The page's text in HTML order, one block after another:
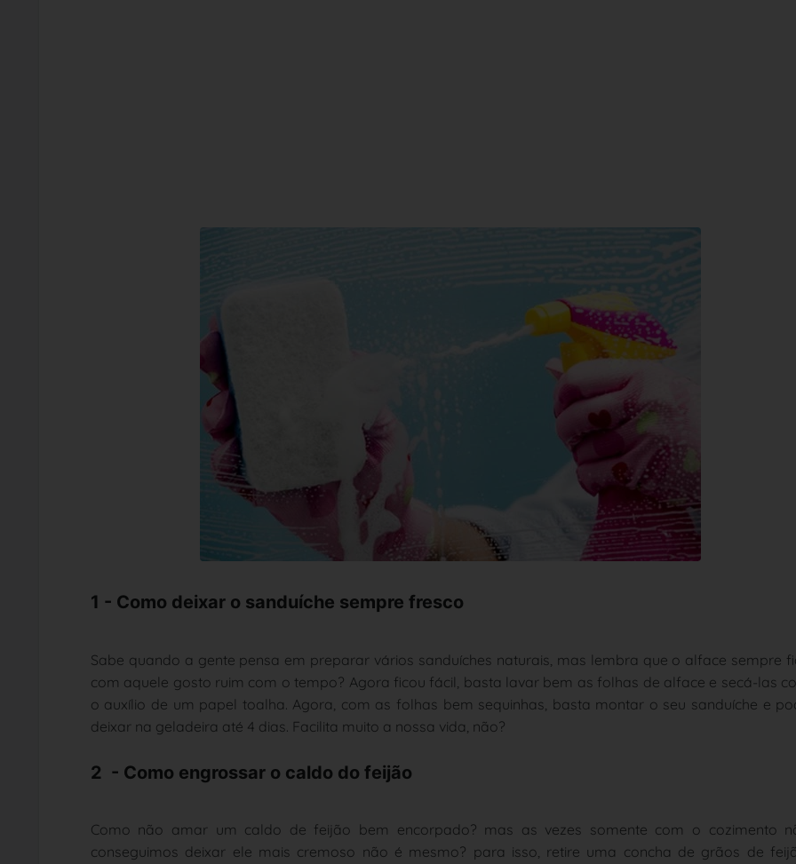
1 - Como deixar o sanduíche sempre fresco
Sabe quando a gente pensa em preparar vários sanduíches naturais, mas lembra que o alface sempre
com aquele gosto ruim com o tempo? Agora ficou fácil, basta lavar bem as folhas de alface e secá-las
o auxílio de um papel toalha. Agora, com as folhas bem sequinhas, basta montar o seu sanduíche e
deixar na geladeira até 4 dias. Facilita muito a nossa vida, não?
2 - Como engrossar o caldo do feijão
Como não amar um caldo de feijão bem encorpado? mas as vezes somente com o cozimento
conseguimos deixar ele mais cremoso não é mesmo? para isso, retire uma concha de grãos de